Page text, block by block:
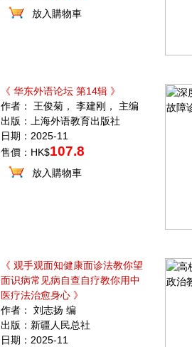
放入購物車
《 华东外语论坛 第14辑 》
作者： 王俊菊， 李建刚， 主编
出版：上海外语教育出版社
日期：2025-11
售價：HK$107.8
放入購物車
《 观手观面知健康面诊法教你望
面识病常见病自查自疗教你用中
医疗法治愈身心 》
作者： 刘志扬 编
出版：新疆人民总社
日期：2025-11